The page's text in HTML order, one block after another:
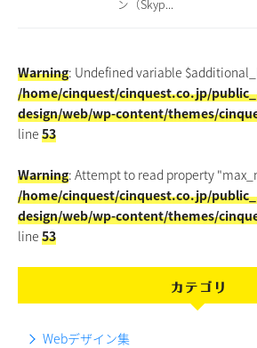
ン（Skyp...
Warning: Undefined variable
/home/cinquest/cinquest.co.jp/
design/web/wp-content/themes/
line 53
Warning: Attempt to read property
/home/cinquest/cinquest.co.jp/
design/web/wp-content/themes/
line 53
カテゴリ
Webデザイン集